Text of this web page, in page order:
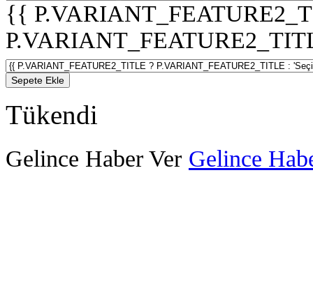
{{
Sepete Ekle
Tükendi
Gelince Haber Ver Gelince